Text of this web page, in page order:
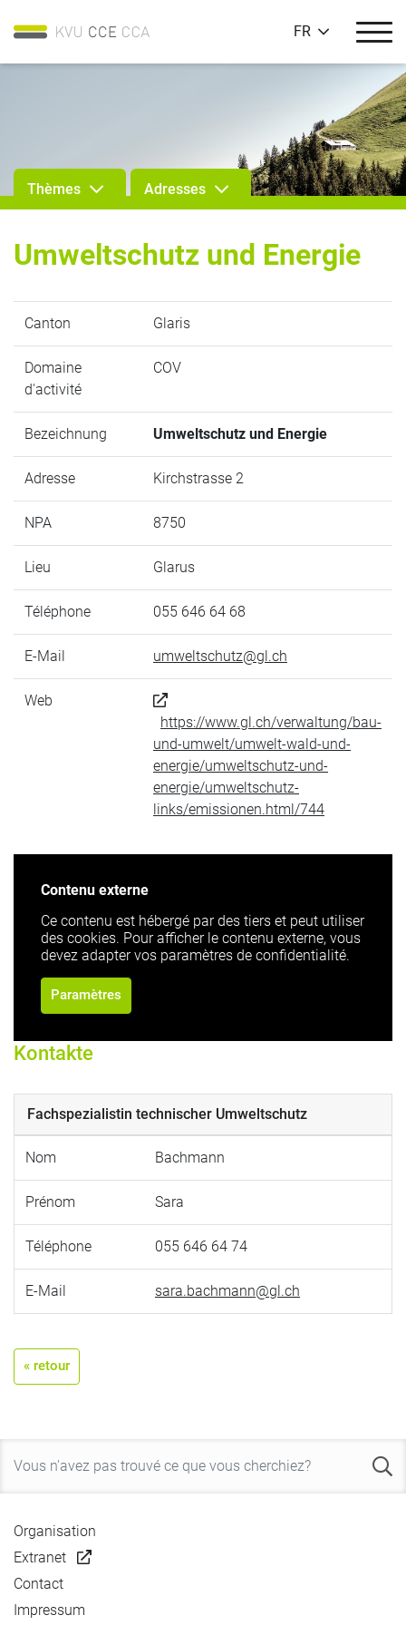
FR
Thèmes Adresses
Umweltschutz und Energie
Canton Glaris
Domaine
d'activité
COV
Bezeichnung Umweltschutz und Energie
Adresse Kirchstrasse 2
NPA 8750
Lieu Glarus
Téléphone 055 646 64 68
E-Mail umweltschutz@gl.ch
Web
https://www.gl.ch/verwaltung/bau-
und-umwelt/umwelt-wald-und-
energie/umweltschutz-und-
energie/umweltschutz-
links/emissionen.html/744
Contenu externe
Ce contenu est hébergé par des tiers et peut utiliser
des cookies. Pour afficher le contenu externe, vous
devez adapter vos paramètres de confidentialité.
Paramètres
Kontakte
Fachspezialistin technischer Umweltschutz
Nom Bachmann
Prénom Sara
Téléphone 055 646 64 74
E-Mail sara.bachmann@gl.ch
« retour
Organisation
Extranet
Contact
Impressum